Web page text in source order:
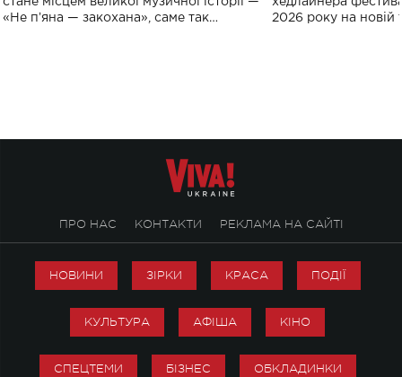
стане місцем великої музичної історії —
«Не пʼяна — закохана», саме так
хедлайнера
2026 року на новій
ПРО НАС КОНТАКТИ РЕКЛАМА НА САЙТІ
НОВИНИ ЗІРКИ КРАСА ПОДІЇ
КУЛЬТУРА АФІША КІНО
СПЕЦТЕМИ БІЗНЕС ОБКЛАДИНКИ